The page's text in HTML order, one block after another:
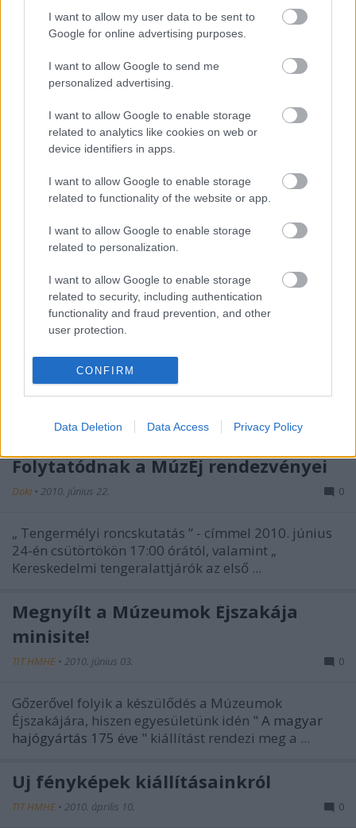
I want to allow my user data to be sent to
Google for online advertising purposes.
I want to allow Google to send me
personalized advertising.
I want to allow Google to enable storage
related to analytics like cookies on web or
device identifiers in apps.
I want to allow Google to enable storage
related to functionality of the website or app.
I want to allow Google to enable storage
related to personalization.
I want to allow Google to enable storage
related to security, including authentication
functionality and fraud prevention, and other
user protection.
CONFIRM
Data Deletion Data Access Privacy Policy
A szokásokhoz híven idén is megtartottuk a
DEBRECEN (ex-KASSA) Duna-tengerjáró motoros
rendezvénysorozat ...
Folytatódnak a MúzÉj rendezvényei
Doki • 2010. június 22. 0
„ Tengermélyi roncskutatás ” - címmel 2010. június
24-én csütörtökön 17:00 órától, valamint „
Kereskedelmi tengeralattjárók az első ...
Megnyílt a Múzeumok Éjszakája
minisite!
TIT HMHE • 2010. június 03. 0
Gőzerővel folyik a készülődés a Múzeumok
Éjszakájára, hiszen egyesületünk idén " A magyar
hajógyártás 175 éve " kiállítást rendezi meg a ...
Új fényképek kiállításainkról
TIT HMHE • 2010. április 10. 0